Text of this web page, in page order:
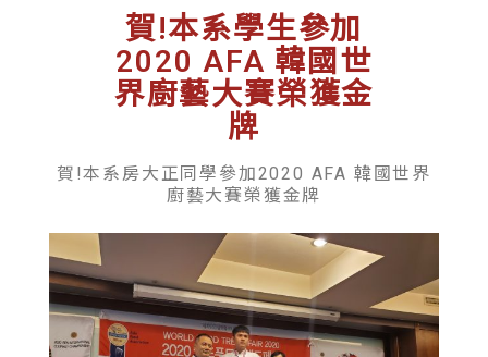
賀!本系學生參加
2020 AFA 韓國世
界廚藝大賽榮獲金
牌
賀!本系房大正同學參加2020 AFA 韓國世界
廚藝大賽榮獲金牌